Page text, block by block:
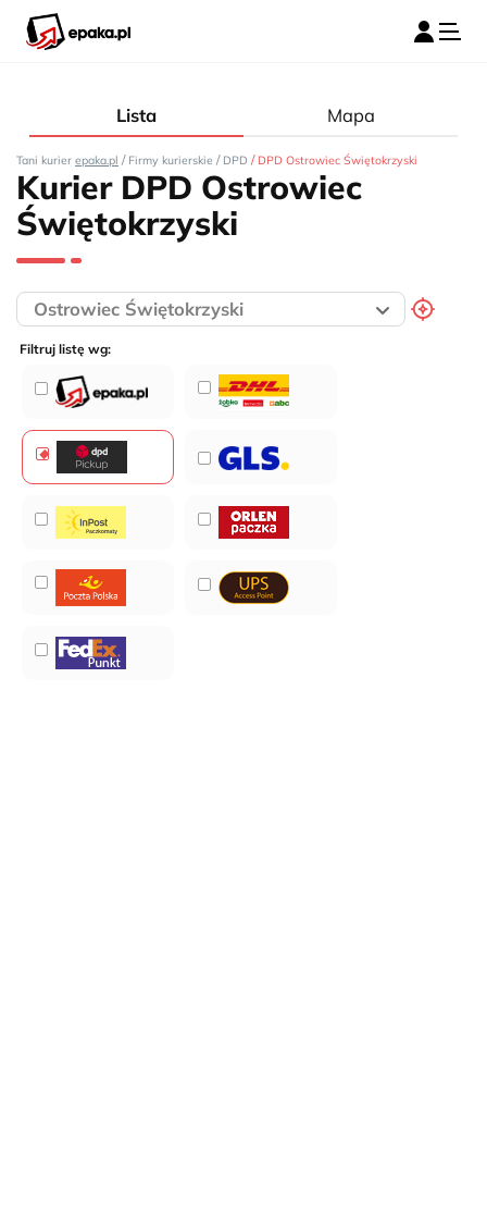
Lista Mapa
Tani kurier epaka.pl / Firmy kurierskie / DPD / DPD Ostrowiec Świętokrzyski
Kurier DPD Ostrowiec
Świętokrzyski
Filtruj listę wg: